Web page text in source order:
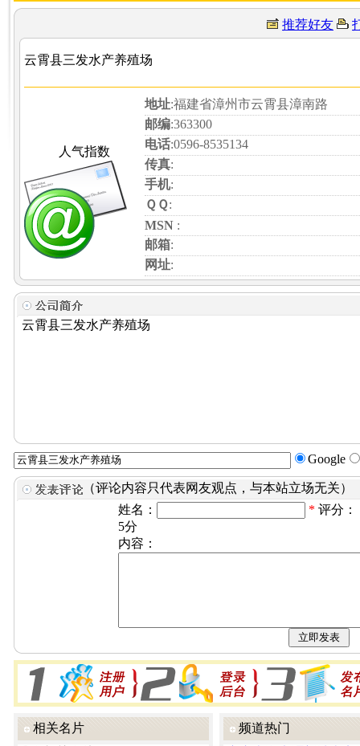
推荐好友
云霄县三发水产养殖场
人气指数
地址:福建省漳州市云霄县漳南路
邮编:363300
电话:0596-8535134
传真:
手机:
ＱＱ:
MSN :
邮箱:
网址:
云霄县三发水产养殖场
Google
（评论内容只代表网友观点，与本站立场无关）
姓名：
* 评分：
5分
内容：
相关名片
频道热门